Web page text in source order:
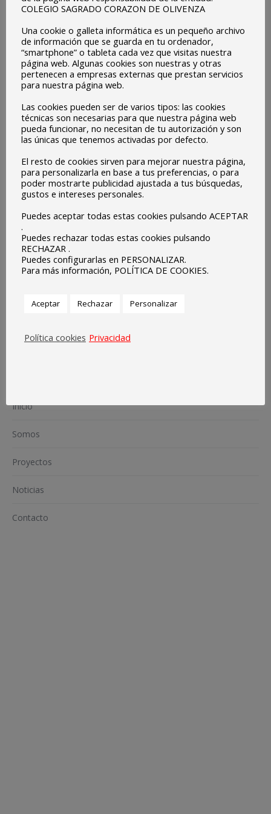
Video 3 de la Semana
Cultural 2020
Vídeo 2 de la Semana
Cultural 2020
Semana Cultural D. José
Hidalgo Marcos 1
Inicio
Somos
Proyectos
Noticias
Contacto
COLEGIO SAGRADO CORAZON DE OLIVENZA
Una cookie o galleta informática es un pequeño archivo
de información que se guarda en tu ordenador,
“smartphone” o tableta cada vez que visitas nuestra
página web. Algunas cookies son nuestras y otras
pertenecen a empresas externas que prestan servicios
para nuestra página web.
Las cookies pueden ser de varios tipos: las cookies
técnicas son necesarias para que nuestra página web
pueda funcionar, no necesitan de tu autorización y son
las únicas que tenemos activadas por defecto.
El resto de cookies sirven para mejorar nuestra página,
para personalizarla en base a tus preferencias, o para
poder mostrarte publicidad ajustada a tus búsquedas,
gustos e intereses personales.
Puedes aceptar todas estas cookies pulsando ACEPTAR
.
Puedes rechazar todas estas cookies pulsando
RECHAZAR .
Puedes configurarlas en PERSONALIZAR.
Para más información, POLÍTICA DE COOKIES.
Aceptar Rechazar Personalizar
Política cookies Privacidad